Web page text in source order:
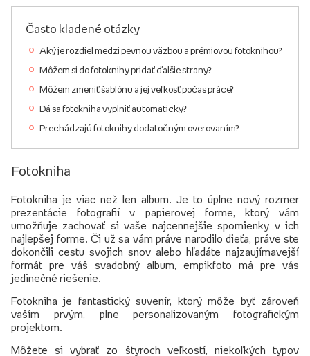
Často kladené otázky
Aký je rozdiel medzi pevnou väzbou a prémiovou fotoknihou?
Môžem si do fotoknihy pridať ďalšie strany?
Môžem zmeniť šablónu a jej veľkosť počas práce?
Dá sa fotokniha vyplniť automaticky?
Prechádzajú fotoknihy dodatočným overovaním?
Fotokniha
Fotokniha je viac než len album. Je to úplne nový rozmer
prezentácie fotografií v papierovej forme, ktorý vám
umožňuje zachovať si vaše najcennejšie spomienky v ich
najlepšej forme. Či už sa vám práve narodilo dieťa, práve ste
dokončili cestu svojich snov alebo hľadáte najzaujímavejší
formát pre váš svadobný album, empikfoto má pre vás
jedinečné riešenie.
Fotokniha je fantastický suvenír, ktorý môže byť zároveň
vaším prvým, plne personalizovaným fotografickým
projektom.
Môžete si vybrať zo štyroch veľkostí, niekoľkých typov